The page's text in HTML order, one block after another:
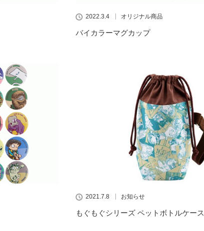
2022.3.4 オリジナル商品
バイカラーマグカップ
2021.7.8 お知らせ
もぐもぐシリーズ ペットボトルケース